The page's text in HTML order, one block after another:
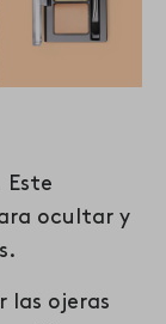
Este
ocultar y
las ojeras